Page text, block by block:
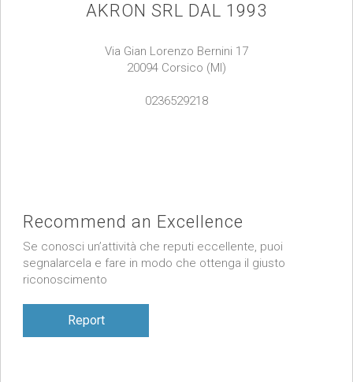
AKRON SRL DAL 1993
Via Gian Lorenzo Bernini 17
20094 Corsico (MI)
0236529218
Recommend an Excellence
Se conosci un’attività che reputi eccellente, puoi
segnalarcela e fare in modo che ottenga il giusto
riconoscimento
Report